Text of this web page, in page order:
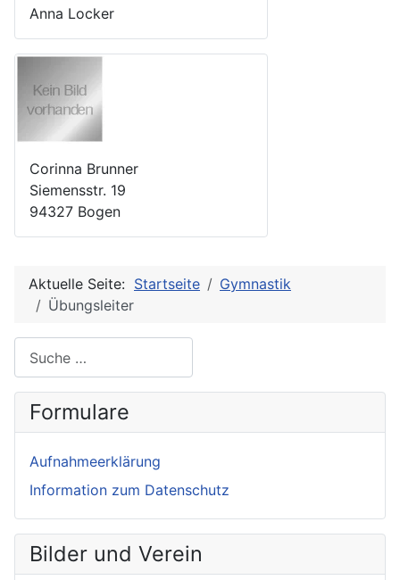
Formulare
Aufnahmeerklärung
Information zum Datenschutz
Bilder und Verein
Anna Locker
Corinna Brunner
Siemensstr. 19
94327 Bogen
Aktuelle Seite: Startseite
Gymnastik
Übungsleiter